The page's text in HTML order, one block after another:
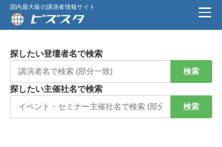
国内最大級の講演者情報サイト
探したい登壇者名で検索
検索
探したい主催社名で検索
検索